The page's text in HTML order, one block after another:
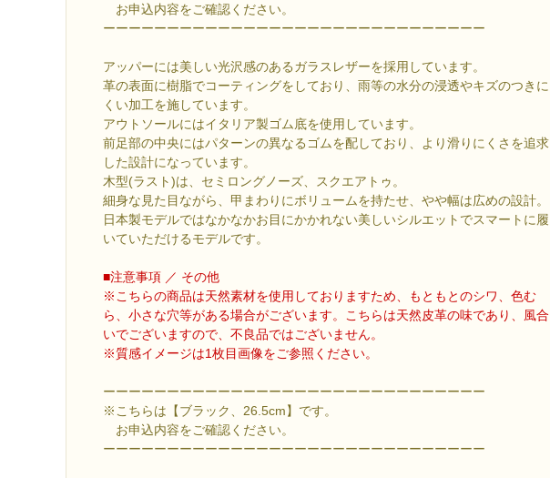
お申込内容をご確認ください。
ーーーーーーーーーーーーーーーーーーーーーーーーーーーーーー
アッパーには美しい光沢感のあるガラスレザーを採用しています。
革の表面に樹脂でコーティングをしており、雨等の水分の浸透やキズのつきに
くい加工を施しています。
アウトソールにはイタリア製ゴム底を使用しています。
前足部の中央にはパターンの異なるゴムを配しており、より滑りにくさを追求
した設計になっています。
木型(ラスト)は、セミロングノーズ、スクエアトゥ。
細身な見た目ながら、甲まわりにボリュームを持たせ、やや幅は広めの設計。
日本製モデルではなかなかお目にかかれない美しいシルエットでスマートに履
いていただけるモデルです。
■注意事項 ／ その他
※こちらの商品は天然素材を使用しておりますため、もともとのシワ、色む
ら、小さな穴等がある場合がございます。こちらは天然皮革の味であり、風合
いでございますので、不良品ではございません。
※質感イメージは1枚目画像をご参照ください。
ーーーーーーーーーーーーーーーーーーーーーーーーーーーーーー
※こちらは【ブラック、26.5cm】です。
お申込内容をご確認ください。
ーーーーーーーーーーーーーーーーーーーーーーーーーーーーーー